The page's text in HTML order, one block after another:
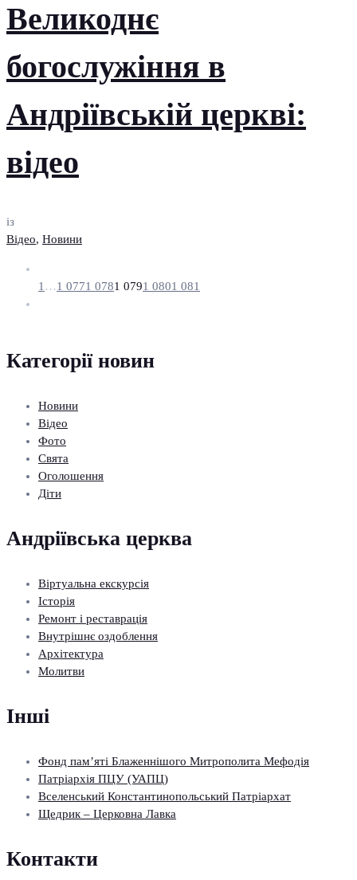
Великоднє
богослужіння в
Андріївській церкві:
відео
із
Відео, Новини
1…1 0771 0781 0791 0801 081
Категорії новин
Новини
Відео
Фото
Свята
Оголошення
Діти
Андріївська церква
Віртуальна екскурсія
Історія
Ремонт і реставрація
Внутрішнє оздоблення
Архітектура
Молитви
Інші
Фонд пам’яті Блаженнішого Митрополита Мефодія
Патріархія ПЦУ (УАПЦ)
Вселенський Константинопольський Патріархат
Щедрик – Церковна Лавка
Контакти